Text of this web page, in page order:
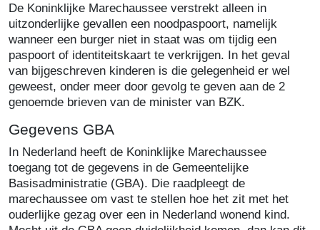
De Koninklijke Marechaussee verstrekt alleen in
uitzonderlijke gevallen een noodpaspoort, namelijk
wanneer een burger niet in staat was om tijdig een
paspoort of identiteitskaart te verkrijgen. In het geval
van bijgeschreven kinderen is die gelegenheid er wel
geweest, onder meer door gevolg te geven aan de 2
genoemde brieven van de minister van BZK.
Gegevens GBA
In Nederland heeft de Koninklijke Marechaussee
toegang tot de gegevens in de Gemeentelijke
Basisadministratie (GBA). Die raadpleegt de
marechaussee om vast te stellen hoe het zit met het
ouderlijke gezag over een in Nederland wonend kind.